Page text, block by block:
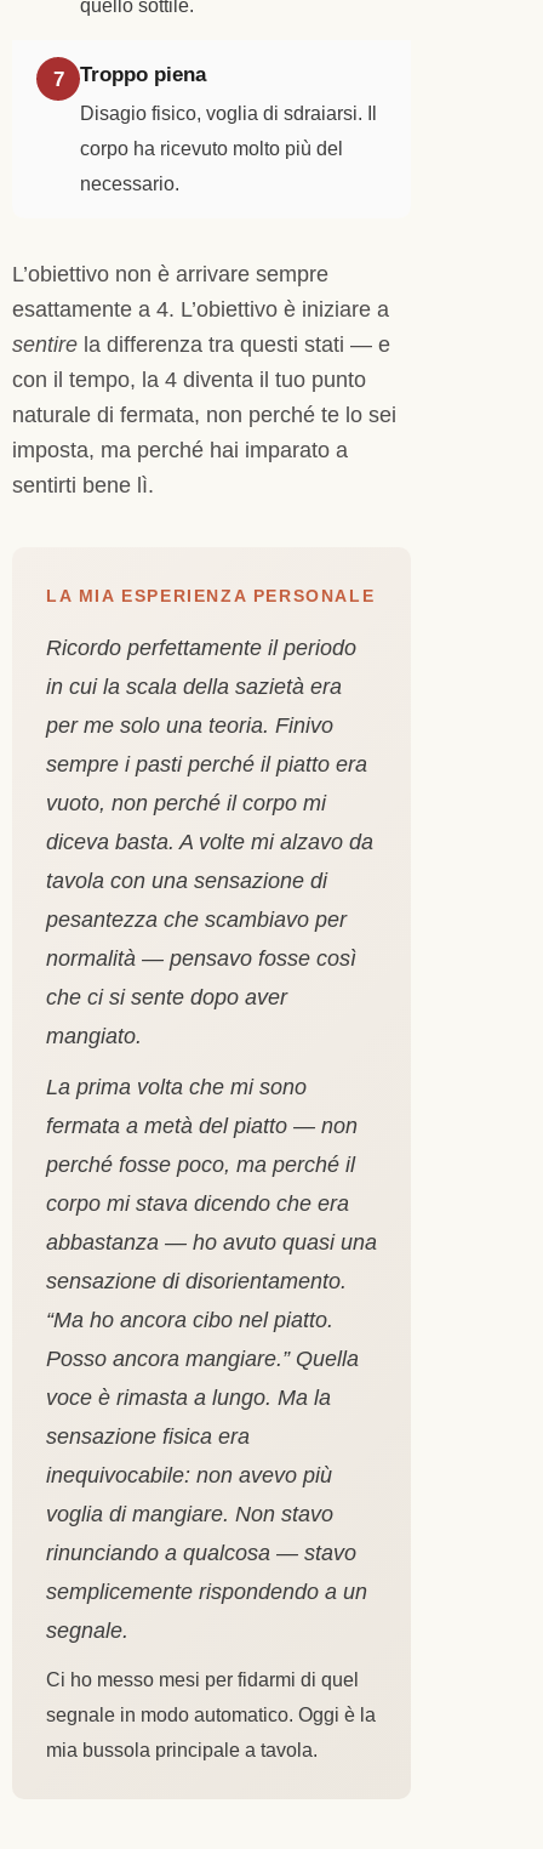
quello sottile.
7 Troppo piena
Disagio fisico, voglia di sdraiarsi. Il
corpo ha ricevuto molto più del
necessario.
L’obiettivo non è arrivare sempre
esattamente a 4. L’obiettivo è iniziare a
sentire la differenza tra questi stati — e
con il tempo, la 4 diventa il tuo punto
naturale di fermata, non perché te lo sei
imposta, ma perché hai imparato a
sentirti bene lì.
LA MIA ESPERIENZA PERSONALE
Ricordo perfettamente il periodo
in cui la scala della sazietà era
per me solo una teoria. Finivo
sempre i pasti perché il piatto era
vuoto, non perché il corpo mi
diceva basta. A volte mi alzavo da
tavola con una sensazione di
pesantezza che scambiavo per
normalità — pensavo fosse così
che ci si sente dopo aver
mangiato.
La prima volta che mi sono
fermata a metà del piatto — non
perché fosse poco, ma perché il
corpo mi stava dicendo che era
abbastanza — ho avuto quasi una
sensazione di disorientamento.
“Ma ho ancora cibo nel piatto.
Posso ancora mangiare.”Quella
voce è rimasta a lungo. Ma la
sensazione fisica era
inequivocabile: non avevo più
voglia di mangiare. Non stavo
rinunciando a qualcosa — stavo
semplicemente rispondendo a un
segnale.
Ci ho messo mesi per fidarmi di quel
segnale in modo automatico. Oggi è la
mia bussola principale a tavola.